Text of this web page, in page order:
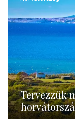
Tervezzük